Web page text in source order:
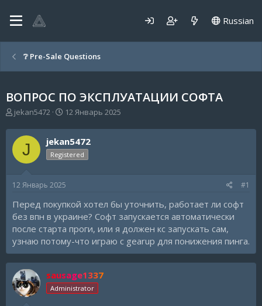
Russian
❔ Pre-Sale Questions
ВОПРОС ПО ЭКСПЛУАТАЦИИ СОФТА
А
т
о
р
т
м
jekan5472
Д
т
а
н
а
а
12 Январь 2025
J jekan5472
Registered
12 Январь 2025 #1
Перед покупкой хотел бы уточнить, работает ли софт
без впн в украине? Софт запускается автоматически
после старта проги, или я должен кс запускать сам,
узнаю потому-что играю с gearup для понижения пинга.
sausage1337
Administrator